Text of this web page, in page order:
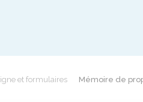
et formulaires
Mémoire de